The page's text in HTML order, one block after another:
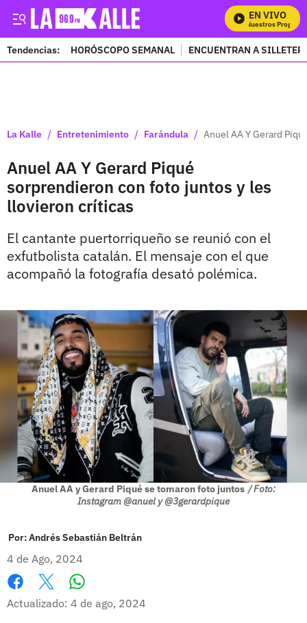
EN VIVO
Mira Todos Nuestros Programas
Tendencias: HORÓSCOPO SEMANAL ENCUENTRAN A
La Kalle / Entretenimiento / Farándula / Anuel AA Y Gerard
Anuel AA Y Gerard Piqué
sorprendieron con foto juntos y les
llovieron críticas
El cantante puertorriqueño se reunió con el
exfutbolista catalán. El mensaje con el que
acompañó la fotografía desató polémica.
Anuel AA y Gerard Piqué se tomaron foto juntos / Foto:
Instagram @anuel y @3gerardpique
Por:Andrés Sebastián Beltrán
4 de Ago, 2024
Facebook
X
Actualizado: 4 de ago, 2024